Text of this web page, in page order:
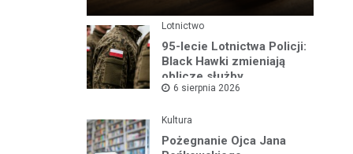
Lotnictwo
95-lecie Lotnictwa Policji:
Black Hawki zmieniają
oblicze służby
6 sierpnia 2026
Kultura
Pożegnanie Ojca Jana